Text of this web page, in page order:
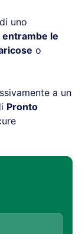
uno
entrambe le
o
a un
Pronto